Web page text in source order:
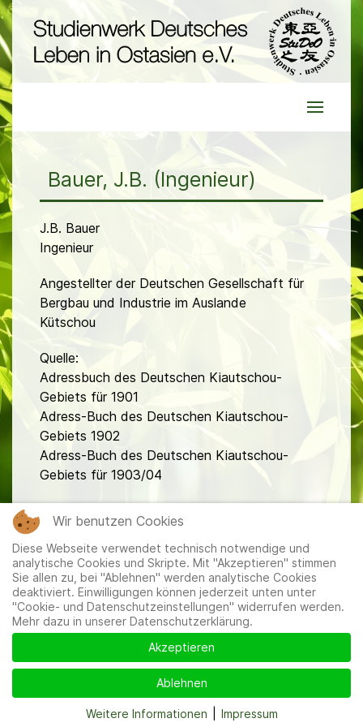
Bauer, J.B. (Ingenieur)
J.B. Bauer
Ingenieur
Angestellter der Deutschen Gesellschaft für
Bergbau und Industrie im Auslande
Kütschou
Quelle:
Adressbuch des Deutschen Kiautschou-
Gebiets für 1901
Adress-Buch des Deutschen Kiautschou-
Gebiets 1902
Adress-Buch des Deutschen Kiautschou-
Gebiets für 1903/04
Mitglieder|Impressum|Datenschutzerklärung|Cookie-
und Datenschutzeinstellungen
Wir benutzen Cookies
Diese Webseite verwendet technisch notwendige und
analytische Cookies und Skripte. Mit "Akzeptieren" stimmen
Sie allen zu, bei "Ablehnen" werden analytische Cookies
deaktiviert. Einwilligungen können jederzeit unten unter
"Cookie- und Datenschutzeinstellungen" widerrufen werden.
Mehr dazu in unserer Datenschutzerklärung.
Akzeptieren
Ablehnen
Weitere Informationen Impressum